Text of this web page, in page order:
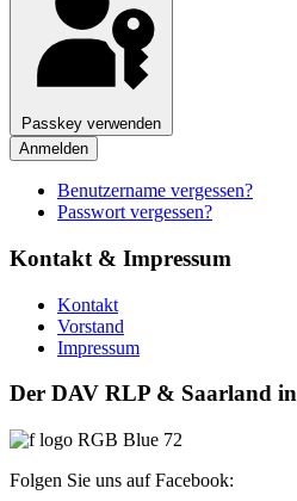
Passkey verwenden
Anmelden
Benutzername vergessen?
Passwort vergessen?
Kontakt & Impressum
Kontakt
Vorstand
Impressum
Der DAV RLP & Saarland
Folgen Sie uns auf Facebook: